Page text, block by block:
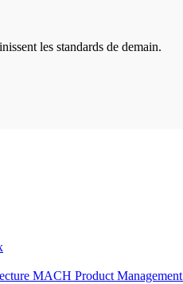
les standards de demain.
MACH Product Management